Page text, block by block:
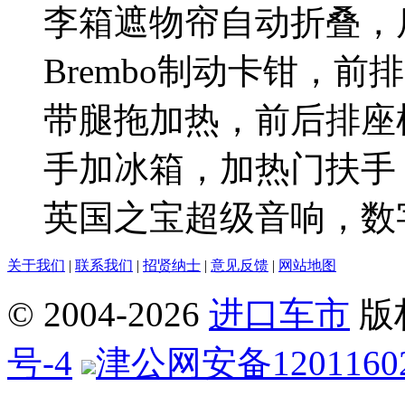
李箱遮物帘自动折叠
Brembo制动卡钳，前
带腿拖加热，前后排
手加冰箱，加热门扶
英国之宝超级音响，
关于我们 | 联系我们 | 招贤纳士 | 意见反馈 | 网站地图
© 2004-2026 进口车市
号-4
津公网安备